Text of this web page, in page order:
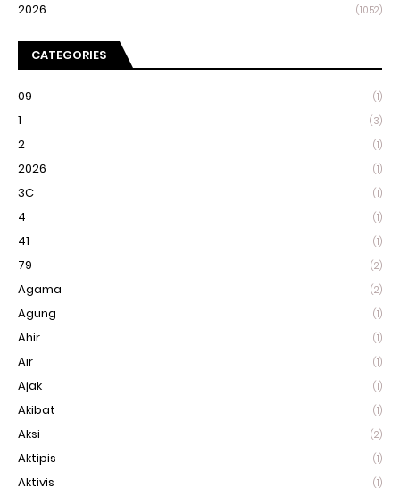
2026 (1052)
CATEGORIES
09 (1)
1 (3)
2 (1)
2026 (1)
3C (1)
4 (1)
41 (1)
79 (2)
Agama (2)
Agung (1)
Ahir (1)
Air (1)
Ajak (1)
Akibat (1)
Aksi (2)
Aktipis (1)
Aktivis (1)